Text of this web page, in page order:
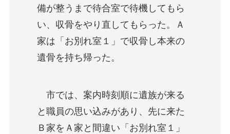
備が整うまで待合室で待機してもら
い、収骨をやり直してもらった。Ａ
家は「お別れ室１」で収骨し本来の
遺骨を持ち帰った。
市では、案内時刻順に遺族が来る
と職員の思い込みがあり、先に来た
Ｂ家をＡ家と間違い「お別れ室１」